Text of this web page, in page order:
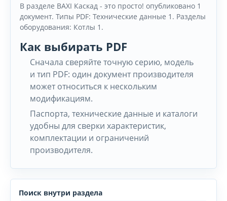
В разделе BAXI Каскад - это просто! опубликовано 1
документ. Типы PDF: Технические данные 1. Разделы
оборудования: Котлы 1.
Как выбирать PDF
Сначала сверяйте точную серию, модель
и тип PDF: один документ производителя
может относиться к нескольким
модификациям.
Паспорта, технические данные и каталоги
удобны для сверки характеристик,
комплектации и ограничений
производителя.
Поиск внутри раздела